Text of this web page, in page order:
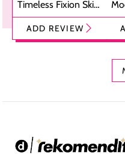
Timeless Fixion Skin
Tint Stick,
Foundation dan
ADD REVIEW